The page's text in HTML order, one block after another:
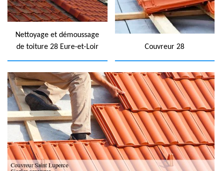
Nettoyage et démoussage
de toiture 28 Eure-et-Loir
Couvreur 28